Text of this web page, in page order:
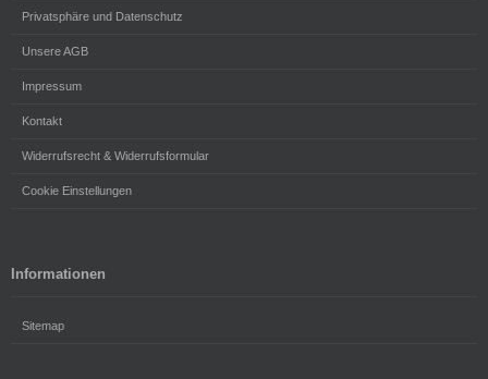
Privatsphäre und Datenschutz
Unsere AGB
Impressum
Kontakt
Widerrufsrecht & Widerrufsformular
Cookie Einstellungen
Informationen
Sitemap